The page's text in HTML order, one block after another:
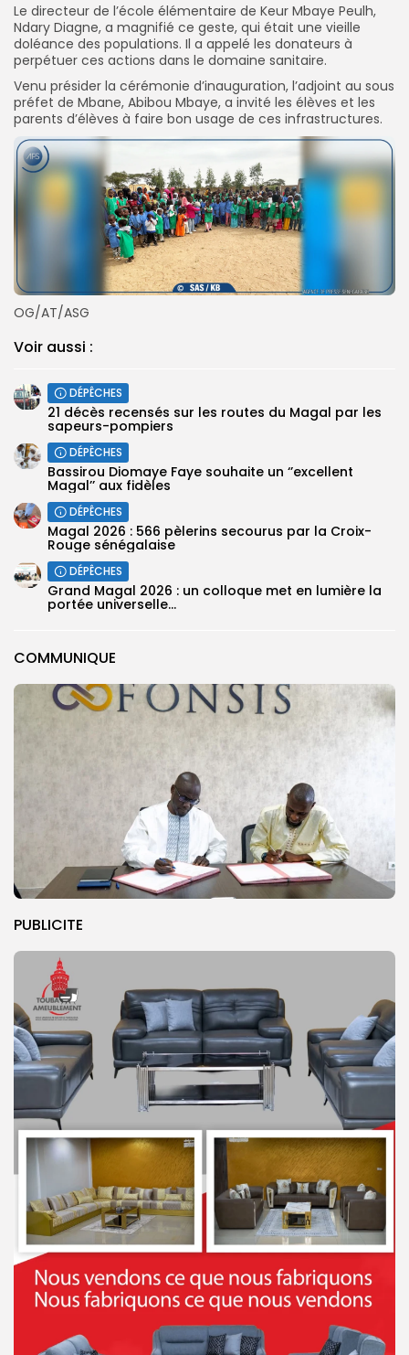
COMMUNIQUE
PUBLICITE
Le directeur de l’école élémentaire de Keur Mbaye Peulh,
Ndary Diagne, a magnifié ce geste, qui était une vieille
doléance des populations. Il a appelé les donateurs à
perpétuer ces actions dans le domaine sanitaire.
Venu présider la cérémonie d’inauguration, l’adjoint au sous
préfet de Mbane, Abibou Mbaye, a invité les élèves et les
parents d’élèves à faire bon usage de ces infrastructures.
OG/AT/ASG
Voir aussi :
DÉPÊCHES
21 décès recensés sur les routes du Magal par les
sapeurs-pompiers
DÉPÊCHES
Bassirou Diomaye Faye souhaite un ‘’excellent
Magal’’ aux fidèles
DÉPÊCHES
Magal 2026 : 566 pèlerins secourus par la Croix-
Rouge sénégalaise
DÉPÊCHES
Grand Magal 2026 : un colloque met en lumière la
portée universelle...